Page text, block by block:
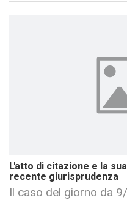
L'atto di citazione e la
recente giurisprudenza
Il caso del giorno da